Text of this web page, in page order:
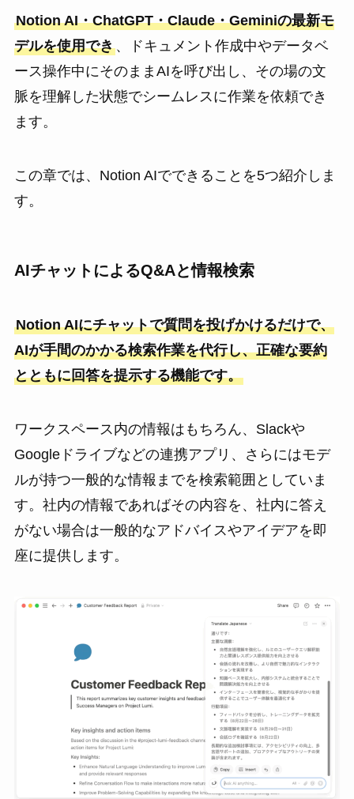
Notion AI・ChatGPT・Claude・Geminiの最新モ
デルを使用でき、ドキュメント作成中やデータベ
ース操作中にそのままAIを呼び出し、その場の文
脈を理解した状態でシームレスに作業を依頼でき
ます。
この章では、Notion AIでできることを5つ紹介しま
す。
AIチャットによるQ&Aと情報検索
Notion AIにチャットで質問を投げかけるだけで、
AIが手間のかかる検索作業を代行し、正確な要約
とともに回答を提示する機能です。
ワークスペース内の情報はもちろん、Slackや
Googleドライブなどの連携アプリ、さらにはモデ
ルが持つ一般的な情報までを検索範囲としていま
す。社内の情報であればその内容を、社内に答え
がない場合は一般的なアドバイスやアイデアを即
座に提供します。